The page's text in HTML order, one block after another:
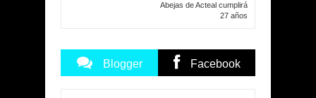
Abejas de Acteal cumplirá
27 años
Blogger Facebook